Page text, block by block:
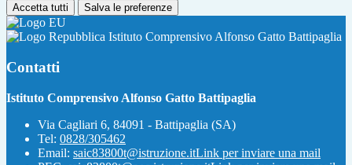
Accetta tutti Salva le preferenze
Istituto Comprensivo Alfonso Gatto Battipaglia
Contatti
Istituto Comprensivo Alfonso Gatto Battipaglia
Via Cagliari 6, 84091 - Battipaglia (SA)
Tel: 0828/305462
Email: saic83800t@istruzione.itLink per inviare una mail